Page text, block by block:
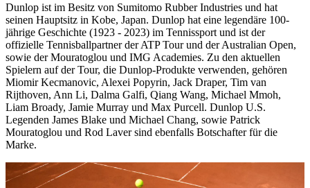
Dunlop ist im Besitz von Sumitomo Rubber Industries und hat
seinen Hauptsitz in Kobe, Japan. Dunlop hat eine legendäre 100-
jährige Geschichte (1923 - 2023) im Tennissport und ist der
offizielle Tennisballpartner der ATP Tour und der Australian Open,
sowie der Mouratoglou und IMG Academies. Zu den aktuellen
Spielern auf der Tour, die Dunlop-Produkte verwenden, gehören
Miomir Kecmanovic, Alexei Popyrin, Jack Draper, Tim van
Rijthoven, Ann Li, Dalma Galfi, Qiang Wang, Michael Mmoh,
Liam Broady, Jamie Murray und Max Purcell. Dunlop U.S.
Legenden James Blake und Michael Chang, sowie Patrick
Mouratoglou und Rod Laver sind ebenfalls Botschafter für die
Marke.